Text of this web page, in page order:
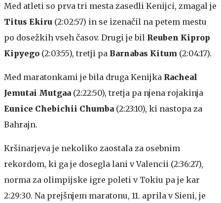
Med atleti so prva tri mesta zasedli Kenijci, zmagal je
Titus Ekiru (2:02:57) in se izenačil na petem mestu
po dosežkih vseh časov. Drugi je bil Reuben Kiprop
Kipyego (2:03:55), tretji pa Barnabas Kitum (2:04:17).
Med maratonkami je bila druga Kenijka Racheal
Jemutai Mutgaa (2:22:50), tretja pa njena rojakinja
Eunice Chebichii Chumba (2:23:10), ki nastopa za
Bahrajn.
Kršinarjeva je nekoliko zaostala za osebnim
rekordom, ki ga je dosegla lani v Valencii (2:36:27),
norma za olimpijske igre poleti v Tokiu pa je kar
2:29:30. Na prejšnjem maratonu, 11. aprila v Sieni, je